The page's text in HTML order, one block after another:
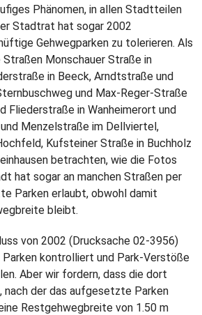
Phänomen, in allen Stadtteilen
Stadtrat hat sogar 2002
Gehwegparken zu tolerieren. Als
Straßen Monschauer Straße in
in Beeck, Arndtstraße und
und Max-Reger-Straße
Fliederstraße in Wanheimerort und
Menzelstraße im Dellviertel,
Kufsteiner Straße in Buchholz
betrachten, wie die Fotos
hat sogar an manchen Straßen per
Parken erlaubt, obwohl damit
bleibt.
von 2002 (Drucksache 02-3956)
Parken kontrolliert und Park-Verstöße
Aber wir fordern, dass die dort
nach der das aufgesetzte Parken
Restgehwegbreite von 1.50 m